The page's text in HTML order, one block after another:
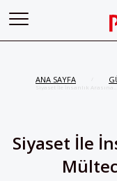
ANA SAYFA
Siyaset İle İnsanlık Arasına
Siyaset İle